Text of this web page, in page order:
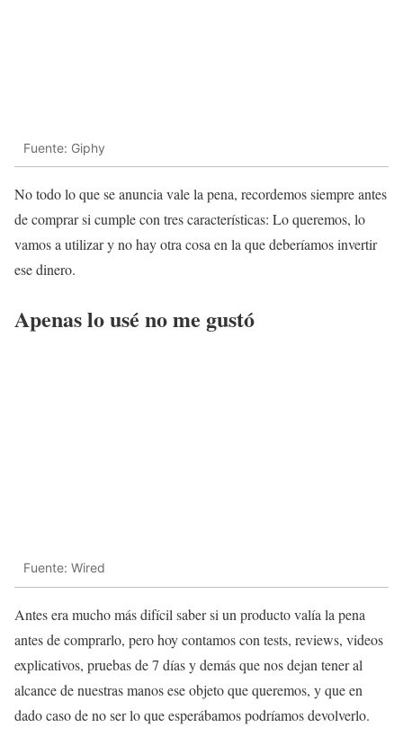
Fuente: Giphy
No todo lo que se anuncia vale la pena, recordemos siempre antes
de comprar si cumple con tres características: Lo queremos, lo
vamos a utilizar y no hay otra cosa en la que deberíamos invertir
ese dinero.
Apenas lo usé no me gustó
Fuente: Wired
Antes era mucho más difícil saber si un producto valía la pena
antes de comprarlo, pero hoy contamos con tests, reviews, videos
explicativos, pruebas de 7 días y demás que nos dejan tener al
alcance de nuestras manos ese objeto que queremos, y que en
dado caso de no ser lo que esperábamos podríamos devolverlo.